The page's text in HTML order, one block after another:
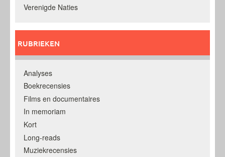
Verenigde Naties
RUBRIEKEN
Analyses
Boekrecensies
Films en documentaires
In memoriam
Kort
Long-reads
Muziekrecensies